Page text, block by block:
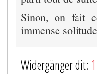
Sinon, on fait
immense
Widergänger dit: